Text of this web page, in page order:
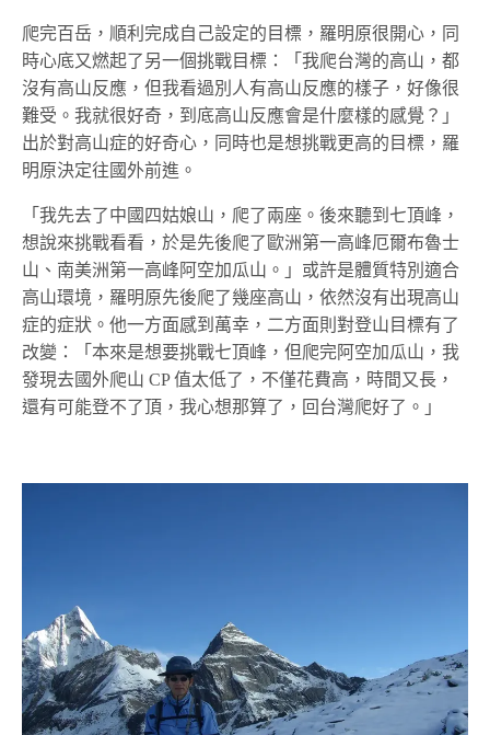
爬完百岳，順利完成自己設定的目標，羅明原很開心，同
時心底又燃起了另一個挑戰目標：「我爬台灣的高山，都
沒有高山反應，但我看過別人有高山反應的樣子，好像很
難受。我就很好奇，到底高山反應會是什麼樣的感覺？」
出於對高山症的好奇心，同時也是想挑戰更高的目標，羅
明原決定往國外前進。
「我先去了中國四姑娘山，爬了兩座。後來聽到七頂峰，
想說來挑戰看看，於是先後爬了歐洲第一高峰厄爾布魯士
山、南美洲第一高峰阿空加瓜山。」或許是體質特別適合
高山環境，羅明原先後爬了幾座高山，依然沒有出現高山
症的症狀。他一方面感到萬幸，二方面則對登山目標有了
改變：「本來是想要挑戰七頂峰，但爬完阿空加瓜山，我
發現去國外爬山 CP 值太低了，不僅花費高，時間又長，
還有可能登不了頂，我心想那算了，回台灣爬好了。」